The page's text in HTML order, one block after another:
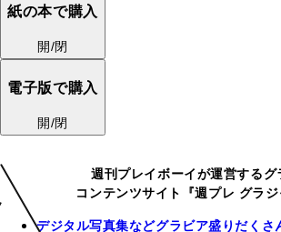
紙の本で購入
開/閉
電子版で購入
開/閉
週刊プレイボーイが運営するグ
コンテンツサイト『週プレ グラジ
デジタル写真集などグラビア盛りだくさ